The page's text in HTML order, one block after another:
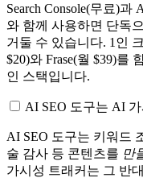
Search Console(무료)과
와 함께 사용하면 단독
거둘 수 있습니다. 1인
$20)와 Frase(월 $39)를
인 스택입니다.
AI SEO 도구는 AI
AI SEO 도구는 키워드
술 감사 등 콘텐츠를 만
가시성 트래커는 그 반